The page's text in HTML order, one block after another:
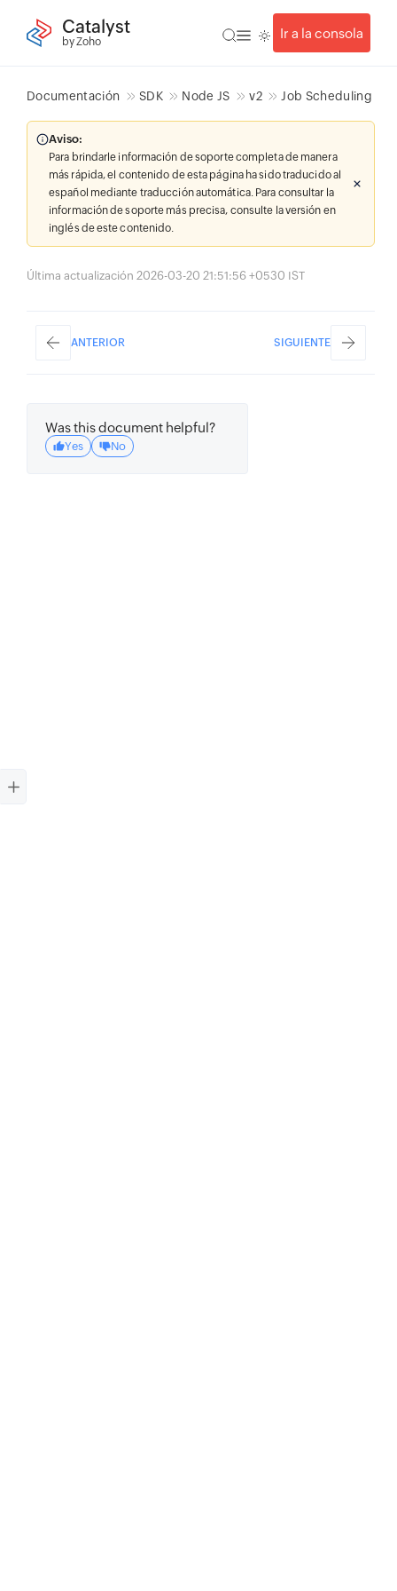
Catalyst
by Zoho
Ir a la consola
Documentación SDK Node JS v2 Job Scheduling
Aviso:
Para brindarle información de soporte completa de manera
más rápida, el contenido de esta página ha sido traducido al
español mediante traducción automática. Para consultar la
información de soporte más precisa, consulte la versión en
inglés de este contenido.
Última actualización 2026-03-20 21:51:56 +0530 IST
ANTERIOR SIGUIENTE
Was this document helpful?
Yes No